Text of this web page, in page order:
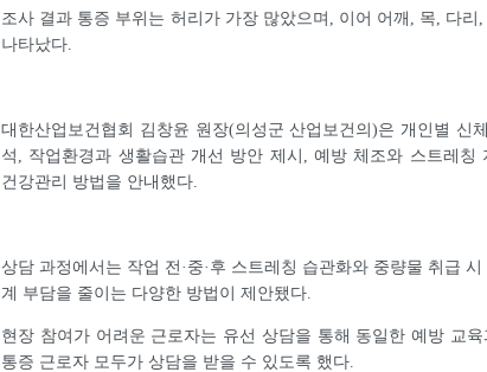
조사 결과 통증 부위는 허리가 가장 많았으며, 이어 어깨, 목, 다리
나타났다.
대한산업보건협회 김창윤 원장(의성군 산업보건의)은 개인별 신
석, 작업환경과 생활습관 개선 방안 제시, 예방 체조와 스트레칭
건강관리 방법을 안내했다.
상담 과정에서는 작업 전·중·후 스트레칭 습관화와 중량물 취급
계 부담을 줄이는 다양한 방법이 제안됐다.
현장 참여가 어려운 근로자는 유선 상담을 통해 동일한 예방 교
통증 근로자 모두가 상담을 받을 수 있도록 했다.